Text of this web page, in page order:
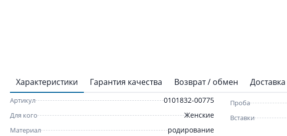
Характеристики Гарантия качества Возврат / обмен Доставка
Артикул 0101832-00775
Для кого Женские
Материал родирование
Проба
Вставки